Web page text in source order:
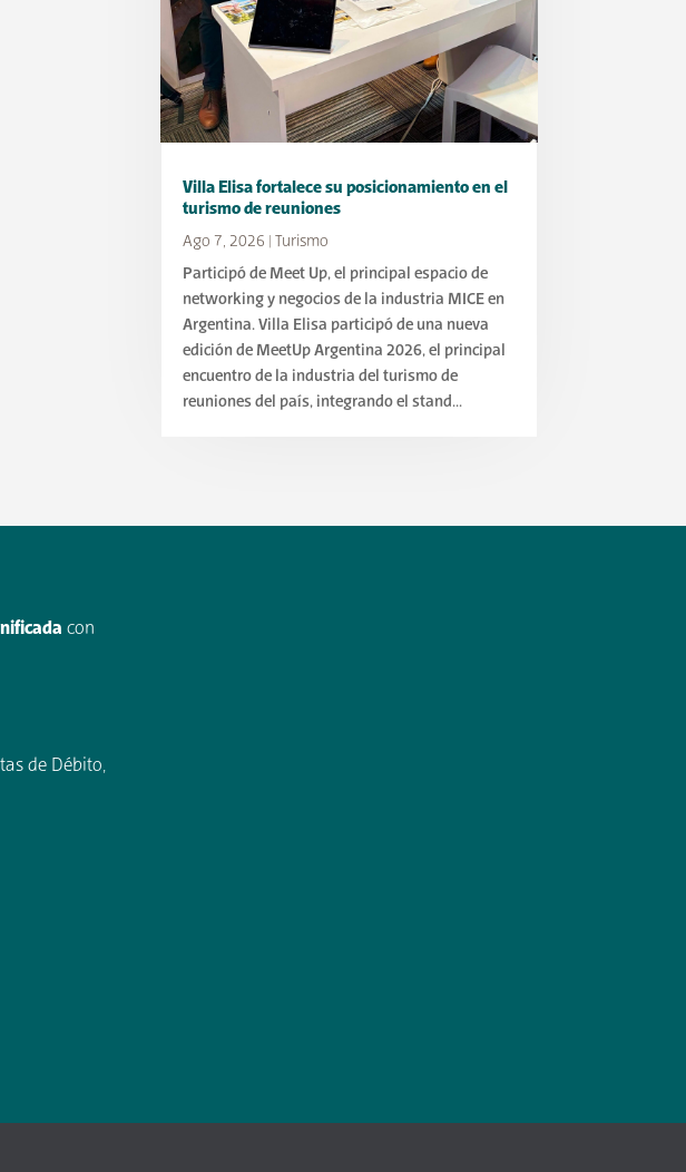
Villa Elisa fortalece su posicionamiento en el
turismo de reuniones
Ago 7, 2026
Turismo
Participó de Meet Up, el principal espacio de
networking y negocios de la industria MICE en
Argentina. Villa Elisa participó de una nueva
edición de MeetUp Argentina 2026, el principal
encuentro de la industria del turismo de
reuniones del país, integrando el stand...
con
de Débito,